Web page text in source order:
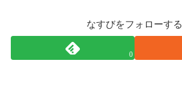
[メイス製作]Lv3習得時、
[火と大地の研究]の
なすびをフォローする
0